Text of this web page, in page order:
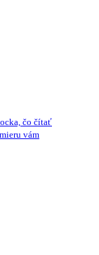
čo čítať
vám